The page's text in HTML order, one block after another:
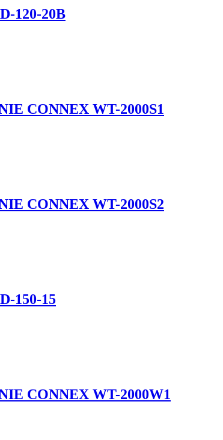
120-20B
CONNEX WT-2000S1
CONNEX WT-2000S2
150-15
CONNEX WT-2000W1